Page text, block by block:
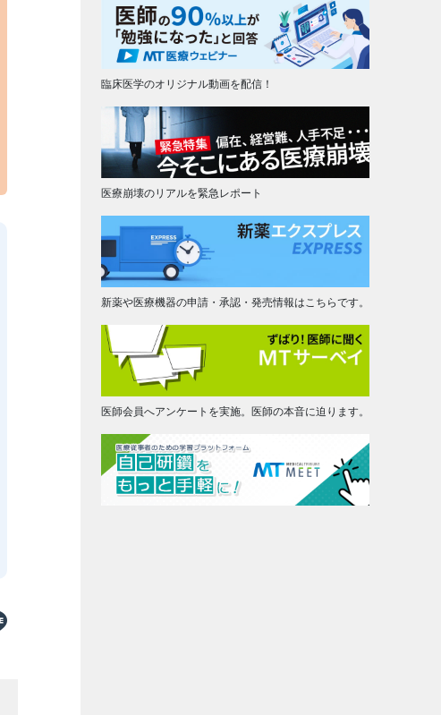
臨床医学のオリジナル動画を配信！
医療崩壊のリアルを緊急レポート
新薬や医療機器の申請・承認・発売情報はこちらです。
医師会員へアンケートを実施。医師の本音に迫ります。